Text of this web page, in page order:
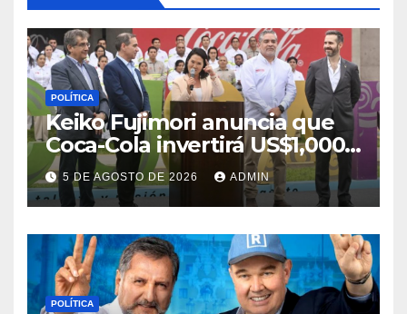
POLÍTICA
Keiko Fujimori anuncia que
Coca-Cola invertirá US$1,000
millones en 5 años
5 DE AGOSTO DE 2026 ADMIN
POLÍTICA